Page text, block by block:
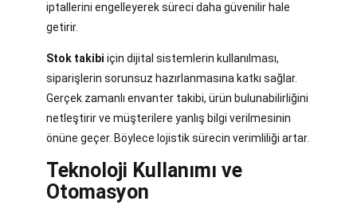
iptallerini engelleyerek süreci daha güvenilir hale
getirir.
Stok takibi için dijital sistemlerin kullanılması,
siparişlerin sorunsuz hazırlanmasına katkı sağlar.
Gerçek zamanlı envanter takibi, ürün bulunabilirliğini
netleştirir ve müşterilere yanlış bilgi verilmesinin
önüne geçer. Böylece lojistik sürecin verimliliği artar.
Teknoloji Kullanımı ve
Otomasyon